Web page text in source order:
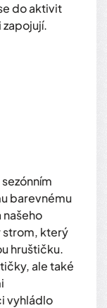
do aktivit
barevnému
strom, který
hruštičku.
ale také
vyhládlo